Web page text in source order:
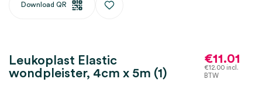
Download QR
Leukoplast Elastic
wondpleister, 4cm x 5m (1)
€11.01
€12.00incl.
BTW